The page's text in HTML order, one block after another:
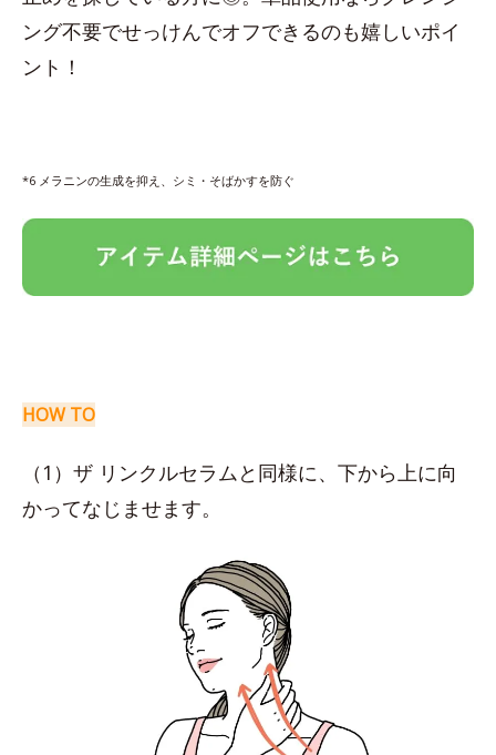
ング不要でせっけんでオフできるのも嬉しいポイ
ント！
*6 メラニンの生成を抑え、シミ・そばかすを防ぐ
HOW TO
（1）ザ リンクルセラムと同様に、下から上に向
かってなじませます。